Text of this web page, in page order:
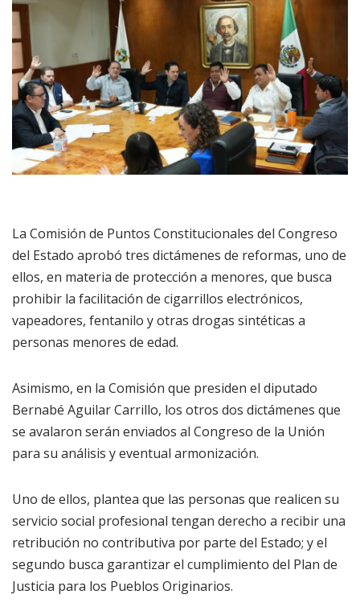
La Comisión de Puntos Constitucionales del Congreso
del Estado aprobó tres dictámenes de reformas, uno de
ellos, en materia de protección a menores, que busca
prohibir la facilitación de cigarrillos electrónicos,
vapeadores, fentanilo y otras drogas sintéticas a
personas menores de edad.
Asimismo, en la Comisión que presiden el diputado
Bernabé Aguilar Carrillo, los otros dos dictámenes que
se avalaron serán enviados al Congreso de la Unión
para su análisis y eventual armonización.
Uno de ellos, plantea que las personas que realicen su
servicio social profesional tengan derecho a recibir una
retribución no contributiva por parte del Estado; y el
segundo busca garantizar el cumplimiento del Plan de
Justicia para los Pueblos Originarios.